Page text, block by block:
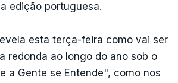
edição portuguesa.
esta terça-feira como vai ser
redonda ao longo do ano sob o
a Gente se Entende", como nos